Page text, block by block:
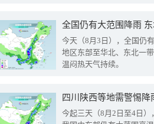
全国仍有大范围降雨
今天（8月3日），全国仍
地区东部至华北、东北一
温闷热天气持续。
今起三天（8月2日至4日